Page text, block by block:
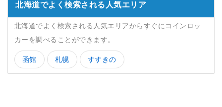
北海道でよく検索される人気エリア
北海道でよく検索される人気エリアからすぐにコインロッ
カーを調べることができます。
函館 札幌 すすきの